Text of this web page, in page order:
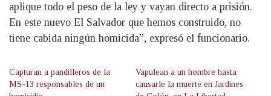
aplique todo el peso de la ley y vayan directo a prisión.
En este nuevo El Salvador que hemos construido, no
tiene cabida ningún homicida”, expresó el funcionario.
Capturan a pandilleros de la
MS-13 responsables de un
Vapulean a un hombre hasta
causarle la muerte en Jardines